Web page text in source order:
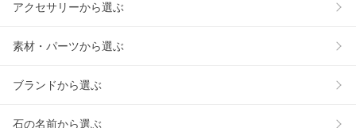
アクセサリーから選ぶ
素材・パーツから選ぶ
ブランドから選ぶ
石の名前から選ぶ